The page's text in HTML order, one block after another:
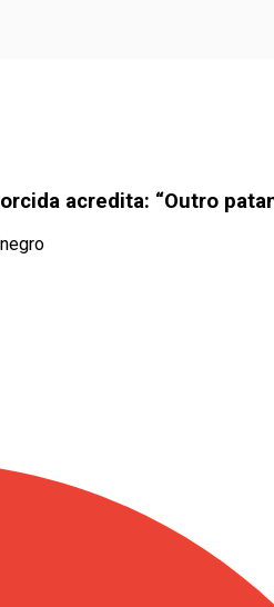
acredita: “Outro